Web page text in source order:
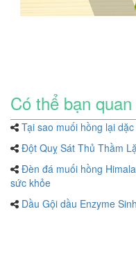
Có thể bạn
Tại sao muối hồng lại
Đột Quỵ Sát Thủ Thầm
Đèn đá muối hồng
sức khỏe
Dầu Gội dầu Enzyme